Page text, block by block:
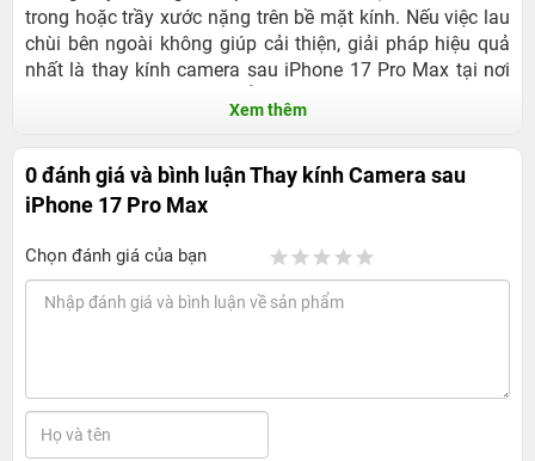
trong hoặc trầy xước nặng trên bề mặt kính. Nếu việc lau
chùi bên ngoài không giúp cải thiện, giải pháp hiệu quả
nhất là thay kính camera sau iPhone 17 Pro Max tại nơi
Xem thêm
0 đánh giá và bình luậnThay kính Camera sau
iPhone 17 Pro Max
Chọn đánh giá của bạn